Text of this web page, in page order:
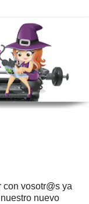
con vosotr@s ya
nuevo